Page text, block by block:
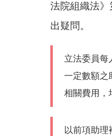
法院組織法
出疑問。
立法委員每
一定數額之
相關費用，
以前項助